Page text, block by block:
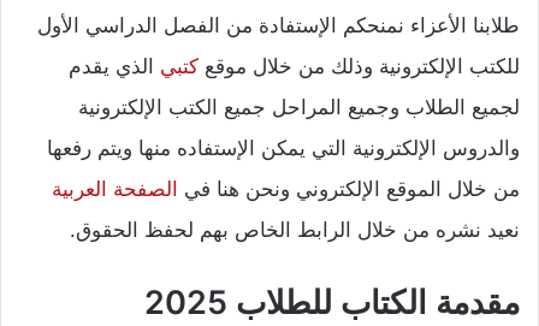
طلابنا الأعزاء نمنحكم الإستفادة من الفصل الدراسي الأول
للكتب الإلكترونية وذلك من خلال موقع كتبي الذي يقدم
لجميع الطلاب وجميع المراحل جميع الكتب الإلكترونية
والدروس الإلكترونية التي يمكن الإستفاده منها ويتم رفعها
من خلال الموقع الإلكتروني ونحن هنا في الصفحة العربية
نعيد نشره من خلال الرابط الخاص بهم لحفظ الحقوق.
مقدمة الكتاب للطلاب 2025